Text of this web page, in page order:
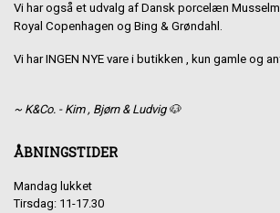
Vi har også et udvalg af Dansk porcelæn
Royal Copenhagen og Bing & Grøndahl.
Vi har INGEN NYE vare i butikken , kun gamle og
~ K&Co. - Kim , Bjørn & Ludvig 🐶
ÅBNINGSTIDER
Mandag lukket
Tirsdag: 11-17.30